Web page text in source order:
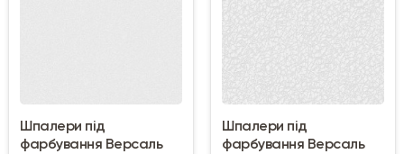
Шпалери під
фарбування Версаль
Шпалери під
фарбування Версаль